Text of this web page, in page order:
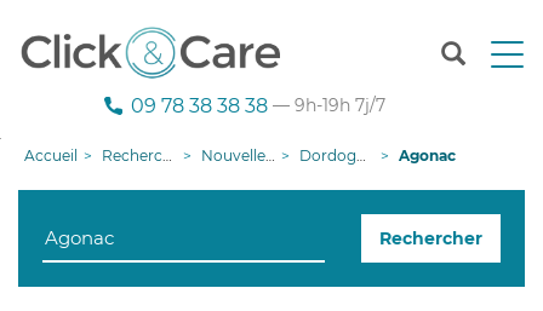
T
n
g
09 78 38 38 38 — 9h-19h 7j/7
Accueil Recherche aide à domicile Nouvelle-Aquitaine Dordogne Agonac
Rechercher